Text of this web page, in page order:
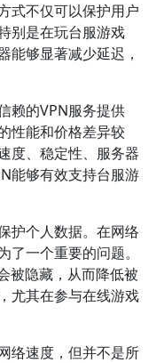
式不仅可以保护用户
别是在玩台服游戏
能够显著减少延迟，
赖的VPN服务提供
性能和价格差异较
度、稳定性、服务器
能够有效支持台服游
护个人数据。在网络
一个重要的问题。
被隐藏，从而降低被
尤其在参与在线游戏
络速度，但并不是所